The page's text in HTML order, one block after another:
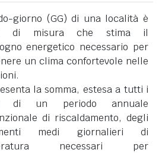
giorno (GG) di una località è
di misura che stima il
energetico necessario per
un clima confortevole nelle
la somma, estesa a tutti i
di un periodo annuale
di riscaldamento, degli
medi giornalieri di
necessari per